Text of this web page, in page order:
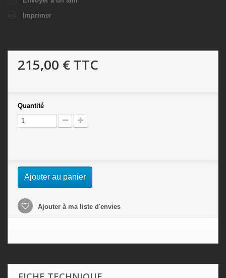
Imprimer
215,00 € TTC
Quantité
Ajouter au panier
Ajouter à ma liste d'envies